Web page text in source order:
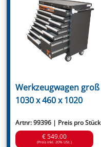
Werkzeugwagen groß
1030 x 460 x 1020
Artnr: 99396 | Preis pro Stück
€ 549.00
(Preis inkl. 20% USt.)